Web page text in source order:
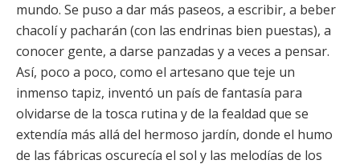
mundo. Se puso a dar más paseos, a escribir, a beber
chacolí y pacharán (con las endrinas bien puestas), a
conocer gente, a darse panzadas y a veces a pensar.
Así, poco a poco, como el artesano que teje un
inmenso tapiz, inventó un país de fantasía para
olvidarse de la tosca rutina y de la fealdad que se
extendía más allá del hermoso jardín, donde el humo
de las fábricas oscurecía el sol y las melodías de los